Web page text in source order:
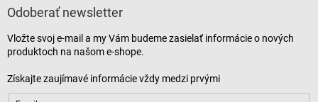
Odoberať newsletter
Vložte svoj e-mail a my Vám budeme zasielať informácie o nových
produktoch na našom e-shope.